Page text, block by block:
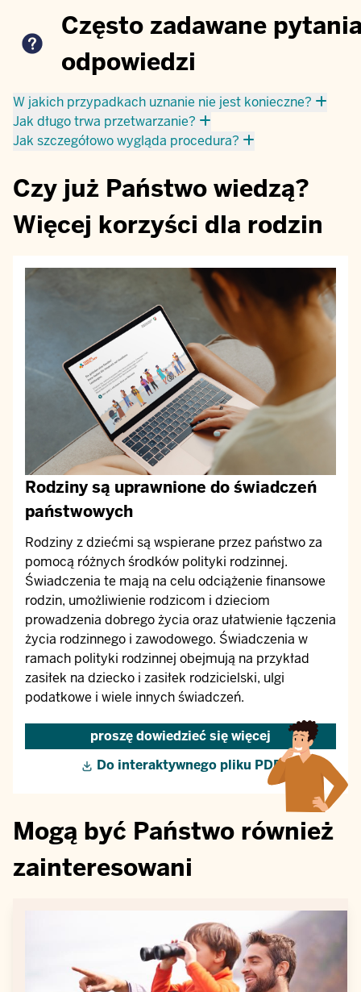
Często zadawane
odpowiedzi
W jakich przypadkach uznanie nie jest konieczne?
Jak długo trwa przetwarzanie?
Jak szczegółowo wygląda procedura?
Czy już Państwo wiedzą?
Więcej korzyści dla rodzin
Rodziny są uprawnione do świadczeń
państwowych
Rodziny z dziećmi są wspierane przez państwo za
pomocą różnych środków polityki rodzinnej.
Świadczenia te mają na celu odciążenie finansowe
rodzin, umożliwienie rodzicom i dzieciom
prowadzenia dobrego życia oraz ułatwienie łączenia
życia rodzinnego i zawodowego. Świadczenia w
ramach polityki rodzinnej obejmują na przykład
zasiłek na dziecko i zasiłek rodzicielski, ulgi
podatkowe i wiele innych świadczeń.
proszę dowiedzieć się więcej
Do interaktywnego pliku PDF
Mogą być Państwo również
zainteresowani